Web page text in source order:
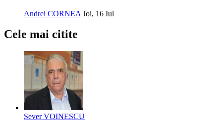
Andrei CORNEA Joi, 16 Iul
Cele mai citite
Sever VOINESCU